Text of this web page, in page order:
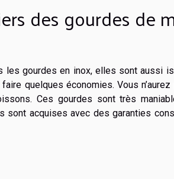
des gourdes de
gourdes en inox, elles sont aussi
quelques économies. Vous
Ces gourdes sont très
sont acquises avec des garanties